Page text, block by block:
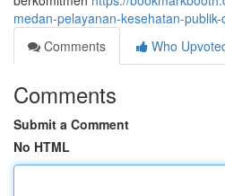
medan-pelayanan-kesehatan-
Comments
Who
Comments
Submit a Comment
No HTML